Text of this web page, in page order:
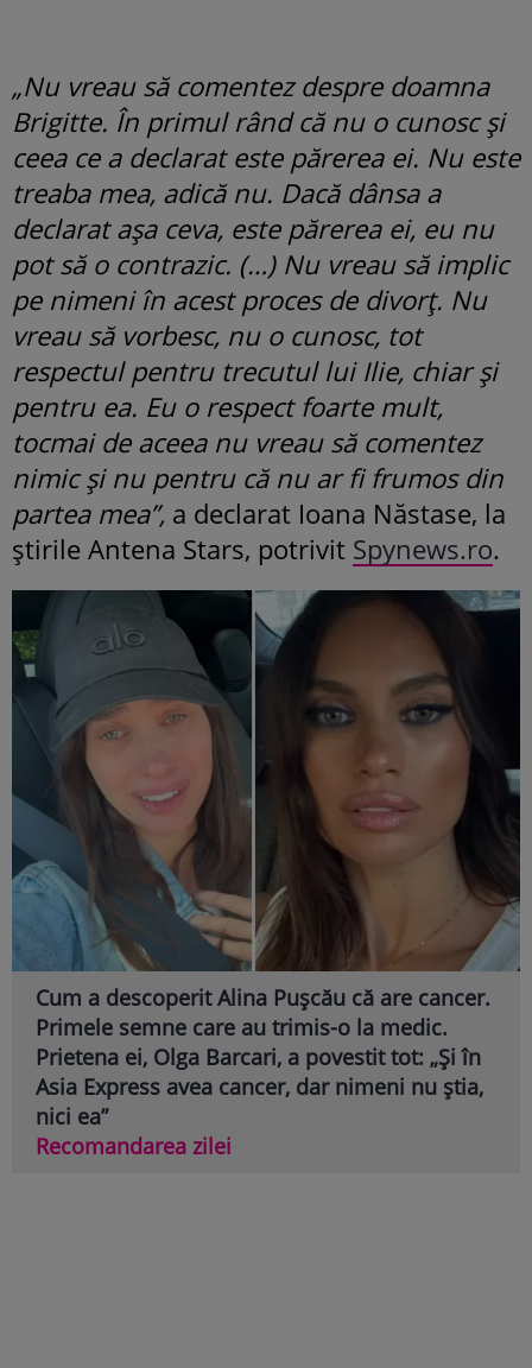
„Nu vreau să comentez despre doamna
Brigitte. În primul rând că nu o cunosc și
ceea ce a declarat este părerea ei. Nu este
treaba mea, adică nu. Dacă dânsa a
declarat așa ceva, este părerea ei, eu nu
pot să o contrazic. (…) Nu vreau să implic
pe nimeni în acest proces de divorț. Nu
vreau să vorbesc, nu o cunosc, tot
respectul pentru trecutul lui Ilie, chiar și
pentru ea. Eu o respect foarte mult,
tocmai de aceea nu vreau să comentez
nimic și nu pentru că nu ar fi frumos din
partea mea”, a declarat Ioana Năstase, la
știrile Antena Stars, potrivit Spynews.ro.
Cum a descoperit Alina Pușcău că are cancer.
Primele semne care au trimis-o la medic.
Prietena ei, Olga Barcari, a povestit tot: „Și în
Asia Express avea cancer, dar nimeni nu știa,
nici ea”
Recomandarea zilei